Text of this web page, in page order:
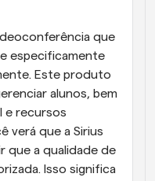
que
especificamente
Este produto
alunos, bem
e recursos
verá que a Sirius
que a qualidade de
Isso significa